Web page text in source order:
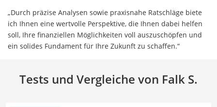
„Durch präzise Analysen sowie praxisnahe Ratschläge biete
ich Ihnen eine wertvolle Perspektive, die Ihnen dabei helfen
soll, Ihre finanziellen Möglichkeiten voll auszuschöpfen und
ein solides Fundament für Ihre Zukunft zu schaffen.“
Tests und Vergleiche von Falk S.